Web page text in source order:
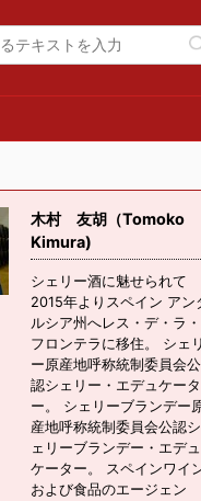
木村 友胡（Tomoko
Kimura)
シェリー酒に魅せられて
2015年よりスペイン アン
ルシア州へレス・デ・ラ・
フロンテラに移住。 シェリ
ー原産地呼称統制委員会公
認シェリー・エデュケータ
ー。 シェリーブランデー
産地呼称統制委員会公認シ
ェリーブランデー・エデュ
ケーター。 スペインワイ
および食品のエージェン